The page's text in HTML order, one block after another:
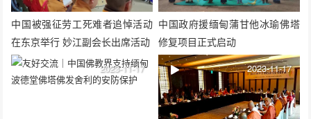
中国被强征劳工死难者追悼活动
在东京举行 妙江副会长出席活动
中国政府援缅甸蒲甘他冰瑜佛塔
修复项目正式启动
2023-11-17 2023-11-17